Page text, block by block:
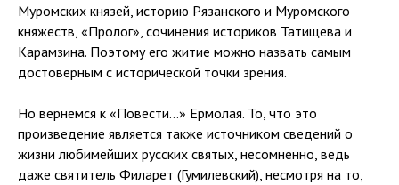
Муромских князей, историю Рязанского и Муромского
княжеств, «Пролог», сочинения историков Татищева и
Карамзина. Поэтому его житие можно назвать самым
достоверным с исторической точки зрения.
Но вернемся к «Повести…» Ермолая. То, что это
произведение является также источником сведений о
жизни любимейших русских святых, несомненно, ведь
даже святитель Филарет (Гумилевский), несмотря на то,